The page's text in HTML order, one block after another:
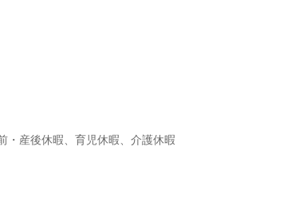
・産後休暇、育児休暇、介護休暇